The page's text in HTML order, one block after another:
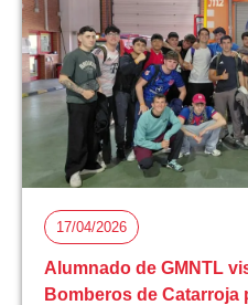
17/04/2026
Alumnado de GMNTL
Bomberos de Catarroja